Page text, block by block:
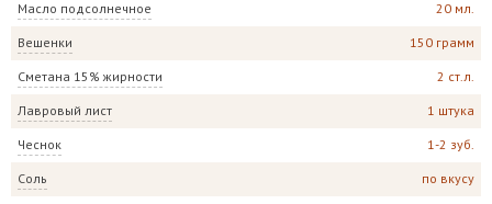
Масло подсолнечное 20 мл.
Вешенки 150 грамм
Сметана 15% жирности 2 ст.л.
Лавровый лист 1 штука
Чеснок 1-2 зуб.
Соль по вкусу